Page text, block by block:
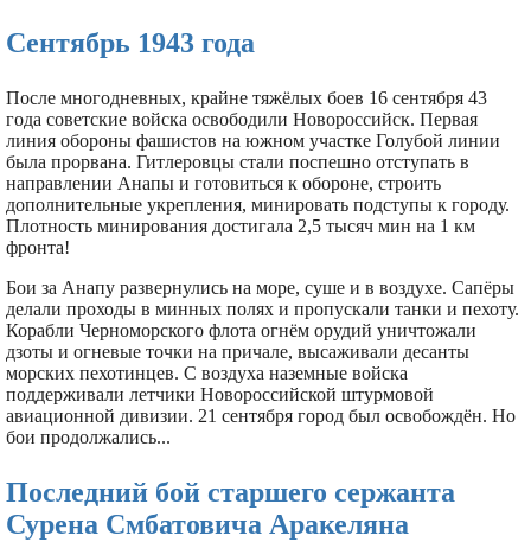
Сентябрь 1943 года
После многодневных, крайне тяжёлых боев 16 сентября 43
года советские войска освободили Новороссийск. Первая
линия обороны фашистов на южном участке Голубой линии
была прорвана. Гитлеровцы стали поспешно отступать в
направлении Анапы и готовиться к обороне, строить
дополнительные укрепления, минировать подступы к городу.
Плотность минирования достигала 2,5 тысяч мин на 1 км
фронта!
Бои за Анапу развернулись на море, суше и в воздухе. Сапёры
делали проходы в минных полях и пропускали танки и пехоту.
Корабли Черноморского флота огнём орудий уничтожали
дзоты и огневые точки на причале, высаживали десанты
морских пехотинцев. С воздуха наземные войска
поддерживали летчики Новороссийской штурмовой
авиационной дивизии. 21 сентября город был освобождён. Но
бои продолжались...
Последний бой старшего сержанта
Сурена Смбатовича Аракеляна